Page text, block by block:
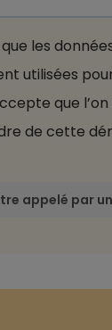
les
utilisées
que
de cette
appelé par